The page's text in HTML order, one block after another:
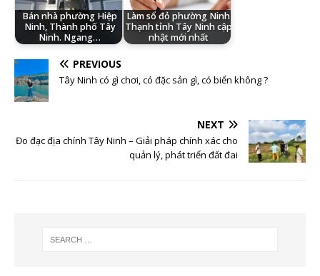
Bán nhà phường Hiệp
Ninh, Thành phố Tây
Ninh. Ngang…
Làm sổ đỏ phường Ninh
Thạnh tỉnh Tây Ninh cập
nhật mới nhất
PREVIOUS
Tây Ninh có gì chơi, có đặc sản gì, có biển không ?
NEXT
Đo đạc địa chính Tây Ninh – Giải pháp chính xác cho
quản lý, phát triển đất đai